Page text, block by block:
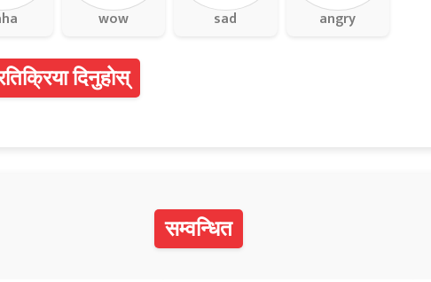
wow sad angry
दिनुहोस्
सम्वन्धित